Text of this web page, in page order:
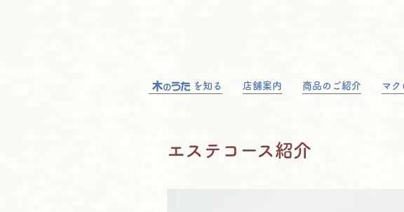
を知る 店舗案内 商品のご紹介 マク
エステコース紹介